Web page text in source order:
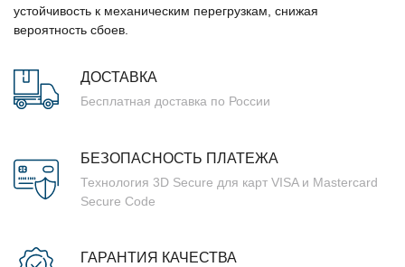
устойчивость к механическим перегрузкам, снижая
вероятность сбоев.
ДОСТАВКА
Бесплатная доставка по России
БЕЗОПАСНОСТЬ ПЛАТЕЖА
Технология 3D Secure для карт VISA и Mastercard
Secure Code
ГАРАНТИЯ КАЧЕСТВА